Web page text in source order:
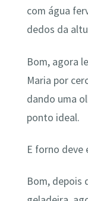
com água
dedos da
Bom, agora
Maria por
dando uma
ponto ideal.
E forno deve
Bom, depois